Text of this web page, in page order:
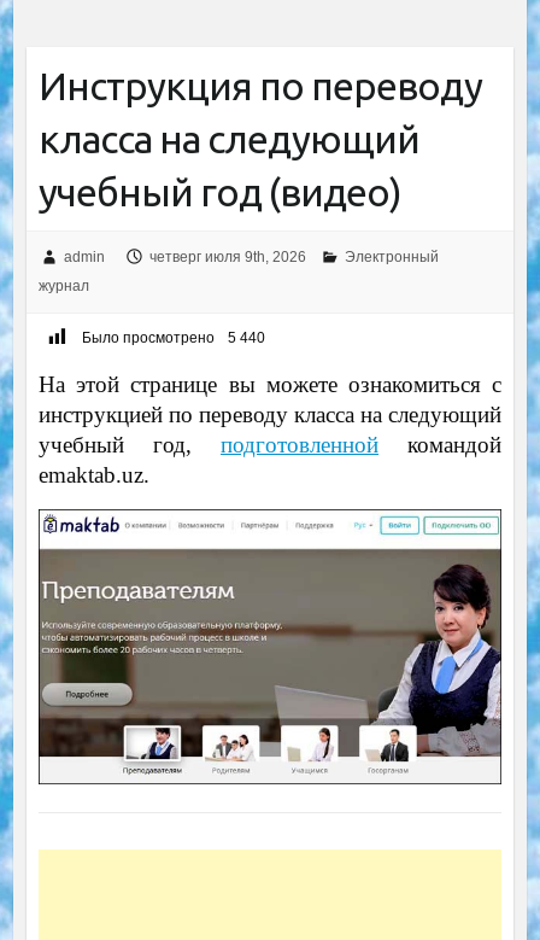
Инструкция по переводу
класса на следующий
учебный год (видео)
admin четверг июля 9th, 2026
Электронный
журнал
Было просмотрено 5 440
На этой странице вы можете ознакомиться с
инструкцией по переводу класса на следующий
учебный год,подготовленной командой
emaktab.uz.